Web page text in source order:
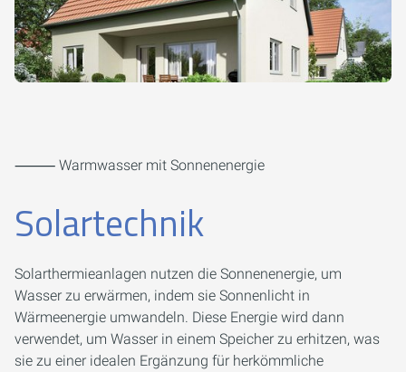
⸻ Warmwasser mit Sonnenenergie
Solartechnik
Solarthermieanlagen nutzen die Sonnenenergie, um
Wasser zu erwärmen, indem sie Sonnenlicht in
Wärmeenergie umwandeln. Diese Energie wird dann
verwendet, um Wasser in einem Speicher zu erhitzen, was
sie zu einer idealen Ergänzung für herkömmliche